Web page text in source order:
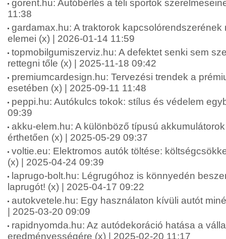
gorent.hu: Autóbérlés a téli sportok
11:38
gardamax.hu: A traktorok kapcsolórendszerének
elemei (x) | 2026-01-14 11:59
topmobilgumiszerviz.hu: A defektet senki sem
rettegni tőle (x) | 2025-11-18 09:42
premiumcardesign.hu: Tervezési trendek a
esetében (x) | 2025-09-11 11:48
peppi.hu: Autókulcs tokok: stílus és védelem
09:39
akku-elem.hu: A különböző típusú
érthetően (x) | 2025-05-29 09:37
voltie.eu: Elektromos autók töltése:
(x) | 2025-04-24 09:39
laprugo-bolt.hu: Légrugóhoz is könnyedén
laprugót! (x) | 2025-04-17 09:22
autokvetele.hu: Egy használaton kívüli autót
| 2025-03-20 09:09
rapidnyomda.hu: Az autódekoráció hatása a
eredményességére (x) | 2025-02-20 11:17